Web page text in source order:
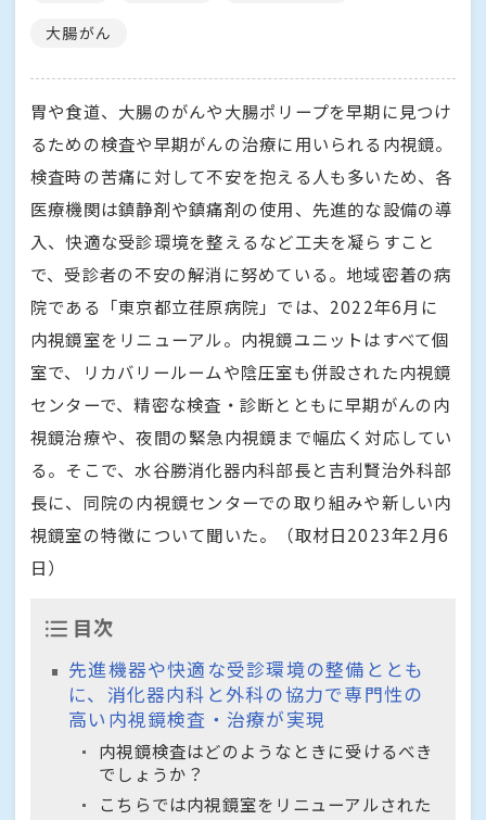
大腸がん
胃や食道、大腸のがんや大腸ポリープを早期に見つけ
るための検査や早期がんの治療に用いられる内視鏡。
検査時の苦痛に対して不安を抱える人も多いため、各
医療機関は鎮静剤や鎮痛剤の使用、先進的な設備の導
入、快適な受診環境を整えるなど工夫を凝らすこと
で、受診者の不安の解消に努めている。地域密着の病
院である「東京都立荏原病院」では、2022年6月に
内視鏡室をリニューアル。内視鏡ユニットはすべて個
室で、リカバリールームや陰圧室も併設された内視鏡
センターで、精密な検査・診断とともに早期がんの内
視鏡治療や、夜間の緊急内視鏡まで幅広く対応してい
る。そこで、水谷勝消化器内科部長と吉利賢治外科部
長に、同院の内視鏡センターでの取り組みや新しい内
視鏡室の特徴について聞いた。（取材日2023年2月6
日）
目次
先進機器や快適な受診環境の整備ととも
に、消化器内科と外科の協力で専門性の
高い内視鏡検査・治療が実現
内視鏡検査はどのようなときに受けるべき
でしょうか？
こちらでは内視鏡室をリニューアルされた